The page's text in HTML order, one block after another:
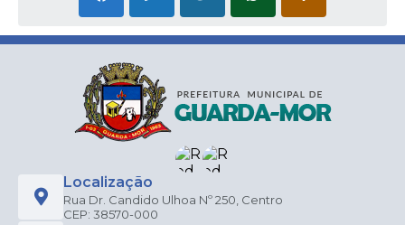
Localização
Rua Dr. Candido Ulhoa Nº 250, Centro
CEP: 38570-000